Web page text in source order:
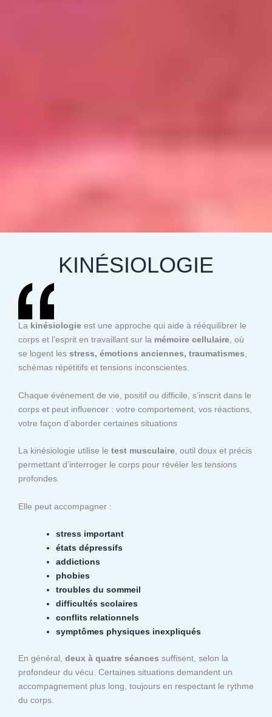
KINÉSIOLOGIE
La kinésiologie est une approche qui aide à rééquilibrer le
corps et l’esprit en travaillant sur la mémoire cellulaire, où
se logent les stress, émotions anciennes, traumatismes,
schémas répétitifs et tensions inconscientes.
Chaque événement de vie, positif ou difficile, s’inscrit dans le
corps et peut influencer : votre comportement, vos réactions,
votre façon d’aborder certaines situations
La kinésiologie utilise le test musculaire, outil doux et précis
permettant d’interroger le corps pour révéler les tensions
profondes.
Elle peut accompagner :
stress important
états dépressifs
addictions
phobies
troubles du sommeil
difficultés scolaires
conflits relationnels
symptômes physiques inexpliqués
En général, deux à quatre séances suffisent, selon la
profondeur du vécu. Certaines situations demandent un
accompagnement plus long, toujours en respectant le rythme
du corps.